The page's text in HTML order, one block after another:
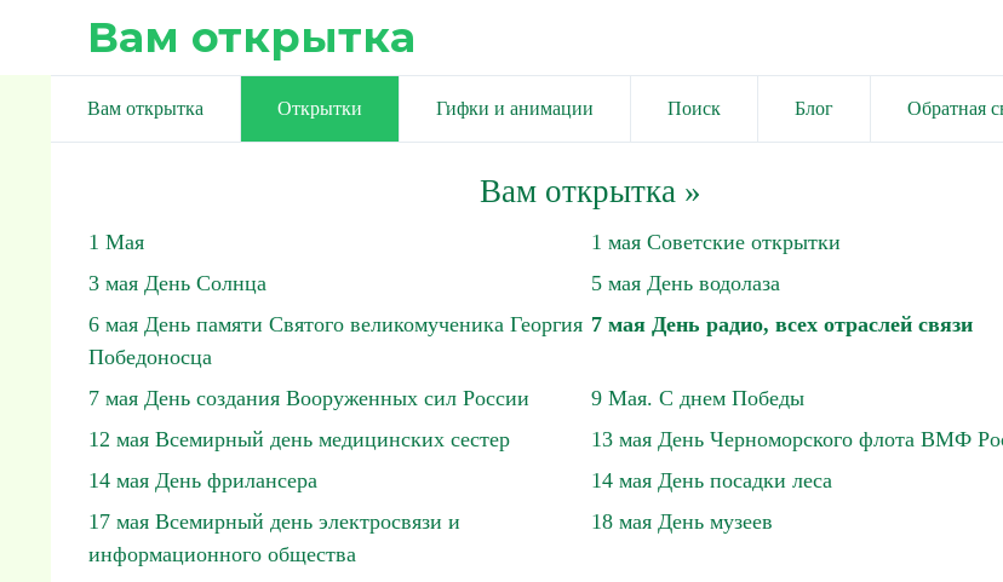
Вам открытка
Вам открытка Открытки Гифки и анимации Поиск Блог Обратная
Вам открытка»
1 Мая
1 мая Советские открытки
3 мая День Солнца
5 мая День водолаза
6 мая День памяти Святого великомученика Георгия
Победоносца
7 мая День радио, всех отраслей связи
7 мая День создания Вооруженных сил России
9 Мая. С днем Победы
12 мая Всемирный день медицинских сестер
13 мая День Черноморского флота ВМФ
14 мая День фрилансера
14 мая День посадки леса
17 мая Всемирный день электросвязи и
информационного общества
18 мая День музеев